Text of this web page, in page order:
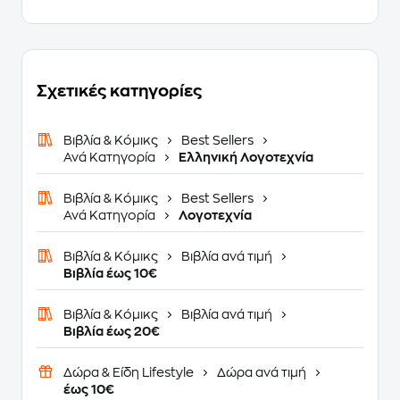
Σχετικές κατηγορίες
Βιβλία & Κόμικς
Best Sellers
Ανά Κατηγορία
Ελληνική Λογοτεχνία
Βιβλία & Κόμικς
Best Sellers
Ανά Κατηγορία
Λογοτεχνία
Βιβλία & Κόμικς
Βιβλία ανά τιμή
Βιβλία έως 10€
Βιβλία & Κόμικς
Βιβλία ανά τιμή
Βιβλία έως 20€
Δώρα & Είδη Lifestyle
Δώρα ανά τιμή
έως 10€